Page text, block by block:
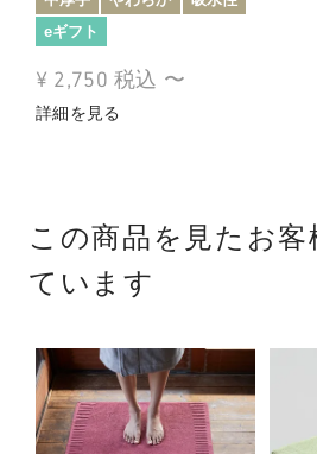
eギフト
¥ 2,750 税込 〜
詳細を見る
この商品を見たお
ています